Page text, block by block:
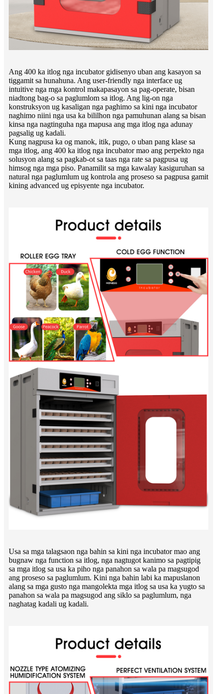
Ang 400 ka itlog nga incubator gidisenyo uban ang kasayon ​​sa
tiggamit sa hunahuna. Ang user-friendly nga interface ug
intuitive nga mga kontrol makapasayon ​​sa pag-operate, bisan
niadtong bag-o sa paglumlom sa itlog. Ang lig-on nga
konstruksyon ug kasaligan nga paghimo sa kini nga incubator
naghimo niini nga usa ka bililhon nga pamuhunan alang sa bisan
kinsa nga nagtinguha nga mapusa ang mga itlog nga adunay
pagsalig ug kadali.
Kung nagpusa ka og manok, itik, pugo, o uban pang klase sa
mga itlog, ang 400 ka itlog nga incubator mao ang perpekto nga
solusyon alang sa pagkab-ot sa taas nga rate sa pagpusa ug
himsog nga mga piso. Panamilit sa mga kawalay kasiguruhan sa
natural nga paglumlum ug kontrola ang proseso sa pagpusa gamit
kining advanced ug episyente nga incubator.
Usa sa mga talagsaon nga bahin sa kini nga incubator mao ang
bugnaw nga function sa itlog, nga nagtugot kanimo sa pagtipig
sa mga itlog sa usa ka piho nga panahon sa wala pa magsugod
ang proseso sa paglumlum. Kini nga bahin labi ka mapuslanon
alang sa mga gusto nga mangolekta mga itlog sa usa ka yugto sa
panahon sa wala pa magsugod ang siklo sa paglumlum, nga
naghatag kadali ug kadali.